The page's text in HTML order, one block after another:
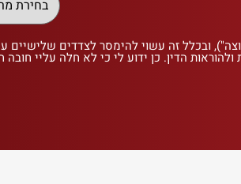
ובכלל זה עשוי להימסר לצדדים
הדין. כן ידוע לי כי לא חלה עליי